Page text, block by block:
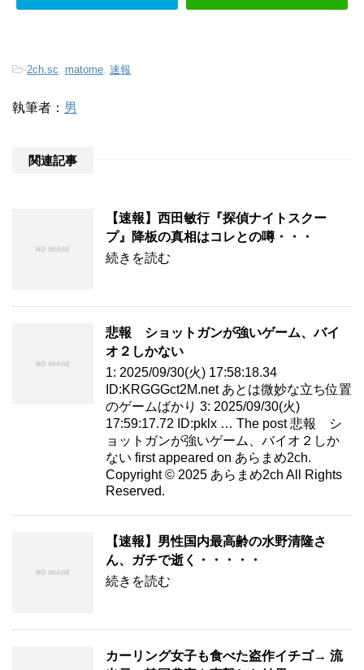
-2ch.sc, matome, 速報
執筆者： 男
関連記事
【速報】西田敏行『探偵ナイトスクー
プ』降板の真相はコレとの噂・・・
続きを読む
悲報 ショットガンが強いゲーム、バイ
オ２しかない
1: 2025/09/30(火) 17:58:18.34
ID:KRGGGct2M.net あとは微妙な立ち位置
のゲームばかり 3: 2025/09/30(火)
17:59:17.72 ID:pklx … The post 悲報 シ
ョットガンが強いゲーム、バイオ２しか
ない first appeared on あらまめ2ch.
Copyright © 2025 あらまめ2ch All Rights
Reserved.
【速報】男性国内最高齢の水野清隆さ
ん、ガチで逝く・・・・・
続きを読む
カーリング女子も食べた盗作イチゴ→ 流